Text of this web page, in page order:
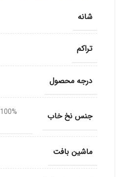
شانه
تراکم
درجه محصول
جنس نخ خاب
ماشین بافت